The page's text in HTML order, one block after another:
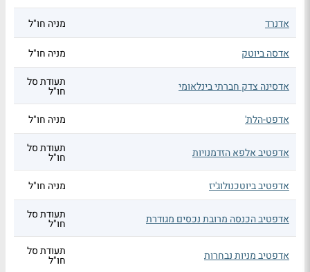
אדנרד מניה חו"ל
אדסה ביוטק מניה חו"ל
אדסינה צדק חברתי בינלאומי תעודת סל
חו"ל
אדפט-הלת'
מניה חו"ל
אדפטיב אלפא הזדמנויות תעודת סל
חו"ל
אדפטיב ביוטכנולוג'יז
מניה חו"ל
אדפטיב הכנסה מרובת נכסים מגודרת תעודת סל
חו"ל
אדפטיב מניות נבחרות תעודת סל
חו"ל